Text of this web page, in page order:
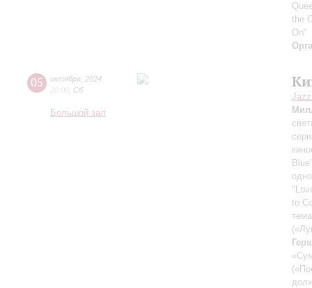
the
On"
05 октября 2024
20:00 Сб
Большой зал
to